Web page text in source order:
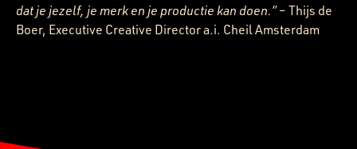
dat je jezelf, je merk en je productie kan doen.”– Thijs de
Boer, Executive Creative Director a.i. Cheil Amsterdam